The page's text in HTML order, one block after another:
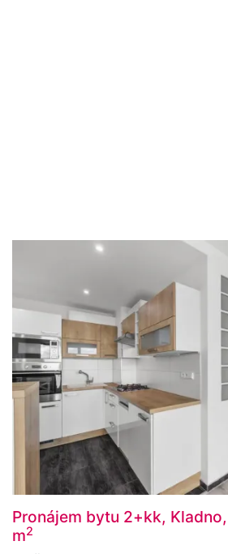
Pronájem bytu 2+kk,
m2